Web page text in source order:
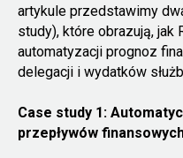
artykule przedstawimy
study), które obrazują, jak
automatyzacji prognoz
delegacji i wydatków
Case study 1:
przepływów